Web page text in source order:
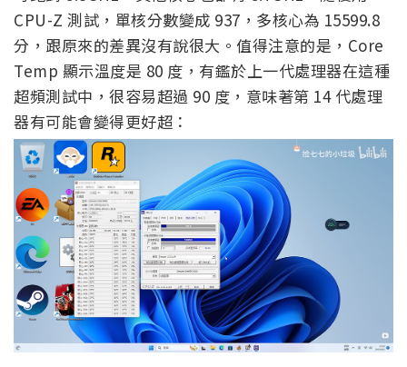
CPU-Z 測試，單核分數變成 937，多核心為 15599.8
分，跟原來的差異沒有說很大。值得注意的是，Core
Temp 顯示溫度是 80 度，有鑑於上一代處理器在這種
超頻測試中，很容易超過 90 度，意味著第 14 代處理
器有可能會變得更好超：